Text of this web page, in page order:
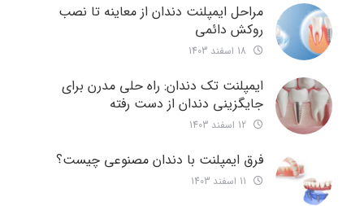
مراحل ایمپلنت دندان از معاینه تا نصب
روکش دائمی
ایمپلنت تک دندان: راه حلی مدرن برای
جایگزینی دندان از دست رفته
فرق ایمپلنت با دندان مصنوعی چیست؟